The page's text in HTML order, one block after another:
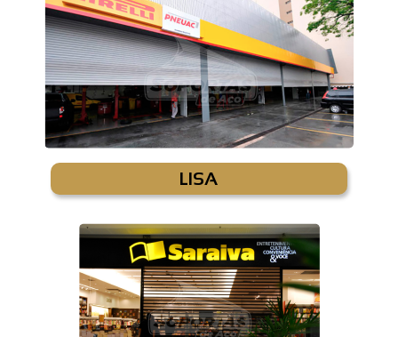
LISA